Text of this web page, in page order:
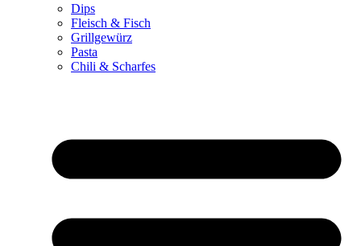
Dips
Fleisch & Fisch
Grillgewürz
Pasta
Chili & Scharfes